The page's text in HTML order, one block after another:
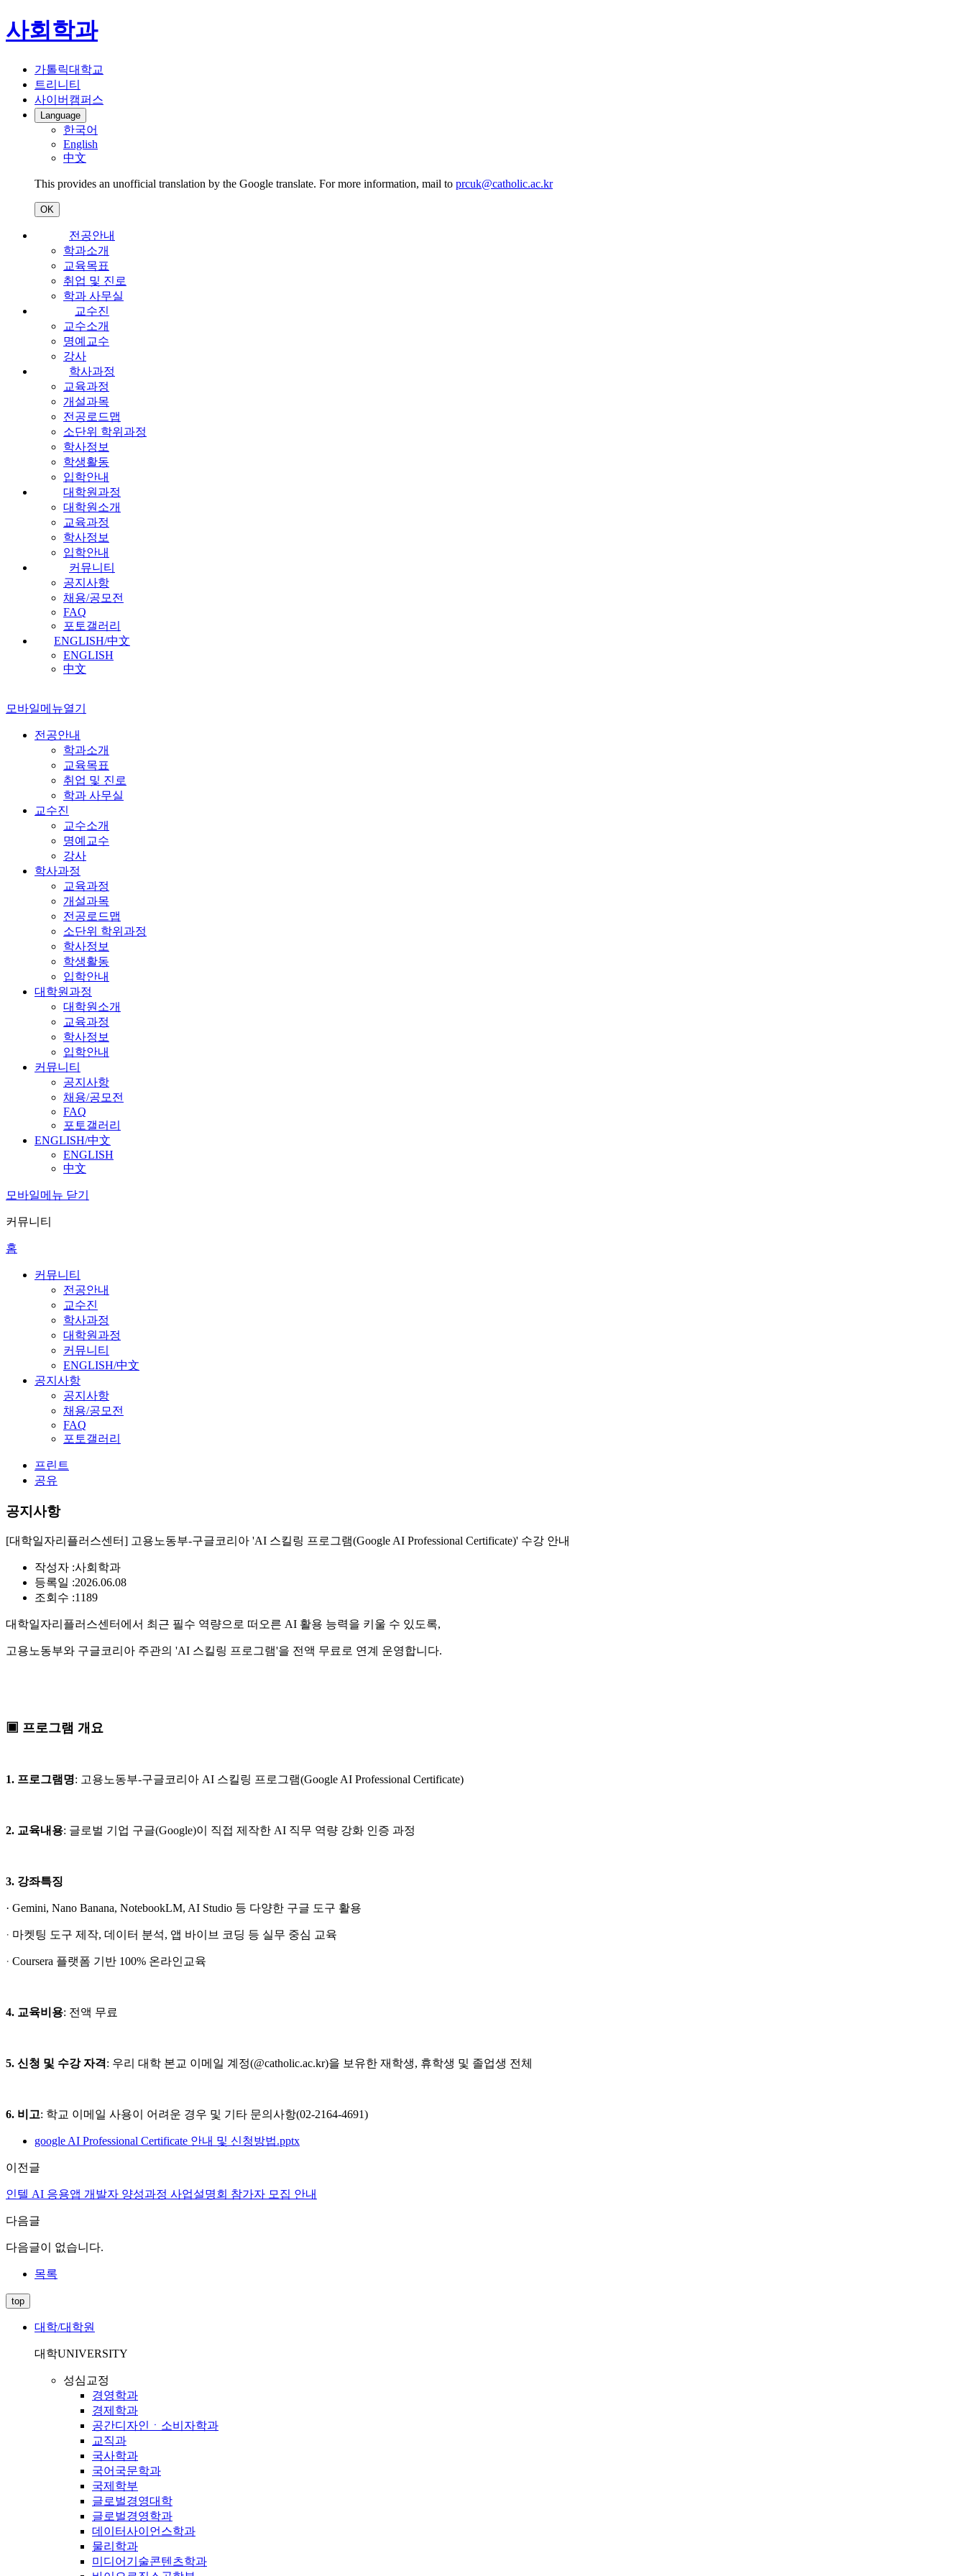
사회학과
가톨릭대학교
트리니티
사이버캠퍼스
Language
한국어
English
中文
This provides an unofficial translation by the Google translate. For more information, mail to prcuk@catholic.ac.kr
OK
전공안내
학과소개
교육목표
취업 및 진로
학과 사무실
교수진
교수소개
명예교수
강사
학사과정
교육과정
개설과목
전공로드맵
소단위 학위과정
학사정보
학생활동
입학안내
대학원과정
대학원소개
교육과정
학사정보
입학안내
커뮤니티
공지사항
채용/공모전
FAQ
포토갤러리
ENGLISH/中文
ENGLISH
中文
모바일메뉴열기
전공안내
학과소개
교육목표
취업 및 진로
학과 사무실
교수진
교수소개
명예교수
강사
학사과정
교육과정
개설과목
전공로드맵
소단위 학위과정
학사정보
학생활동
입학안내
대학원과정
대학원소개
교육과정
학사정보
입학안내
커뮤니티
공지사항
채용/공모전
FAQ
포토갤러리
ENGLISH/中文
ENGLISH
中文
모바일메뉴 닫기
커뮤니티
홈
커뮤니티
전공안내
교수진
학사과정
대학원과정
커뮤니티
ENGLISH/中文
공지사항
공지사항
채용/공모전
FAQ
포토갤러리
프린트
공유
공지사항
[대학일자리플러스센터] 고용노동부-구글코리아 'AI 스킬링 프로그램(Google AI Professional Certificate)' 수강 안내
작성자 :사회학과
등록일 :2026.06.08
조회수 :1189
대학일자리플러스센터에서 최근 필수 역량으로 떠오른 AI 활용 능력을 키울 수 있도록,
고용노동부와 구글코리아 주관의 'AI 스킬링 프로그램'을 전액 무료로 연계 운영합니다.
▣ 프로그램 개요
1. 프로그램명: 고용노동부-구글코리아 AI 스킬링 프로그램(Google AI Professional Certificate)
2. 교육내용: 글로벌 기업 구글(Google)이 직접 제작한 AI 직무 역량 강화 인증 과정
3. 강좌특징
· Gemini, Nano Banana, NotebookLM, AI Studio 등 다양한 구글 도구 활용
· 마켓팅 도구 제작, 데이터 분석, 앱 바이브 코딩 등 실무 중심 교육
· Coursera 플랫폼 기반 100% 온라인교육
4. 교육비용: 전액 무료
5. 신청 및 수강 자격: 우리 대학 본교 이메일 계정(@catholic.ac.kr)을 보유한 재학생, 휴학생 및 졸업생 전체
6. 비고: 학교 이메일 사용이 어려운 경우 및 기타 문의사항(02-2164-4691)
google AI Professional Certificate 안내 및 신청방법.pptx
이전글
인텔 AI 응용앱 개발자 양성과정 사업설명회 참가자 모집 안내
다음글
다음글이 없습니다.
목록
top
대학/대학원
대학UNIVERSITY
성심교정
경영학과
경제학과
공간디자인ㆍ소비자학과
교직과
국사학과
국어국문학과
국제학부
글로벌경영대학
글로벌경영학과
데이터사이언스학과
물리학과
미디어기술콘텐츠학과